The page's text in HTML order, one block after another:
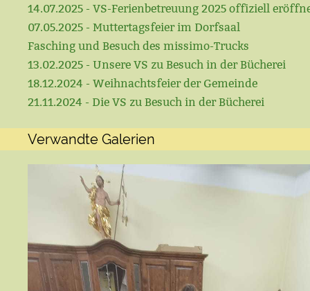
14.07.2025 - VS-Ferienbetreuung 2025 offiziell
07.05.2025 - Muttertagsfeier im Dorfsaal
Fasching und Besuch des missimo-Trucks
13.02.2025 - Unsere VS zu Besuch in der Bücherei
18.12.2024 - Weihnachtsfeier der Gemeinde
21.11.2024 - Die VS zu Besuch in der Bücherei
Verwandte Galerien